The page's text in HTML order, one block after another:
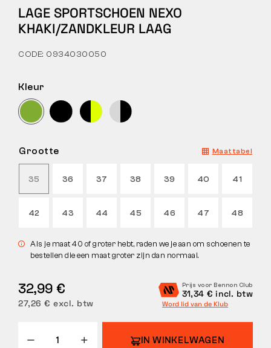
OVER ONS
ARTIKELEN
WINKEL MET BISTRO
CONTACT
RETOUREN
LAGE SPORTSCHOEN NEXO
KHAKI/ZANDKLEUR LAAG
CODE: 0934030050
Kleur
Grootte Maattabel
35 36 37 38 39 40 41
42 43 44 45 46 47 48
Als je maat 40 of groter hebt, raden we je aan om schoenen te
bestellen die een maat groter zijn dan normaal.
32,99 €
27,26 € excl. btw
Prijs voor Bennon Club
31,34 € incl. btw
Word lid van de Klub
IN WINKELWAGEN